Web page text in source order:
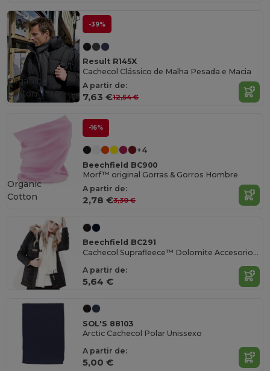
-39%
Result R145X
Cachecol Clássico de Malha Pesada e Macia
A partir de:
7,63 €12,54 €
Organic
Cotton
-16%
+4
Beechfield BC900
Morf™ original Gorras & Gorros Hombre
A partir de:
2,78 €3,30 €
Organic
Cotton
Beechfield BC291
Cachecol Suprafleece™ Dolomite Accesorio Bufanda
A partir de:
5,64 €
SOL'S 88103
Arctic Cachecol Polar Unissexo
A partir de:
5,00 €